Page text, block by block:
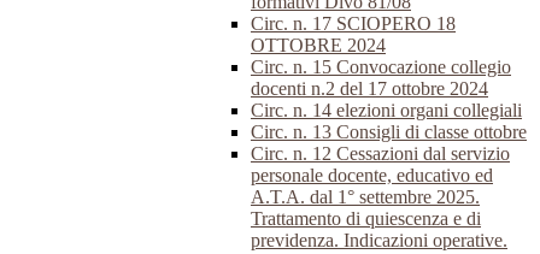
Circ. n. 17 SCIOPERO 18
OTTOBRE 2024
Circ. n. 15 Convocazione collegio
docenti n.2 del 17 ottobre 2024
Circ. n. 14 elezioni organi collegiali
Circ. n. 13 Consigli di classe ottobre
Circ. n. 12 Cessazioni dal servizio
personale docente, educativo ed
A.T.A. dal 1° settembre 2025.
Trattamento di quiescenza e di
previdenza. Indicazioni operative.